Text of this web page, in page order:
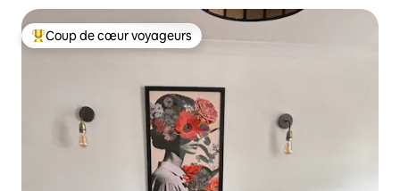
Coups de cœur voyageurs les plus appréciés
Coup de cœur voyageurs